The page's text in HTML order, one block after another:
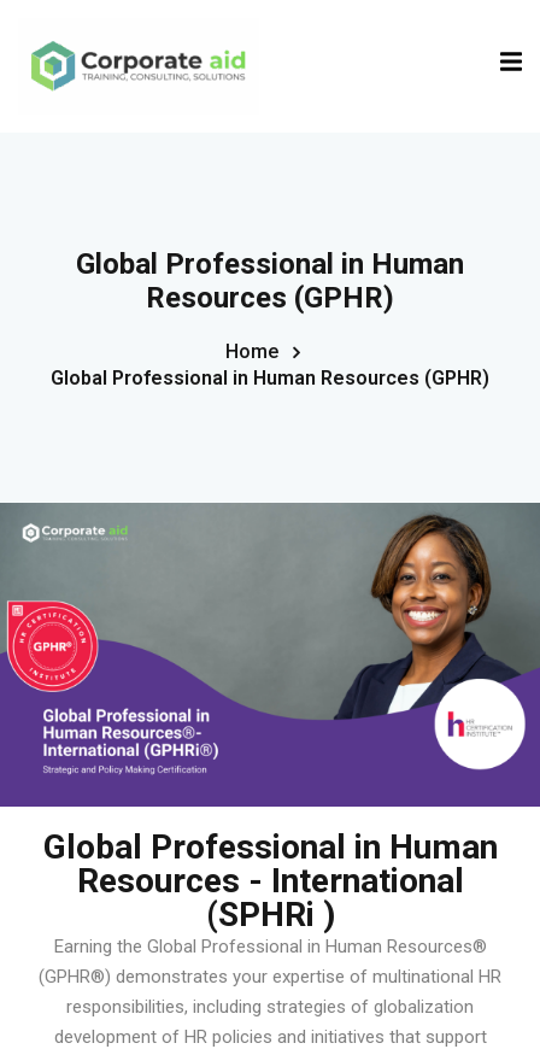
Global Professional in Human
Resources (GPHR)
Home
Global Professional in Human Resources (GPHR)
Global Professional in Human
Resources - International
(SPHRi )
Earning the Global Professional in Human Resources®
(GPHR®) demonstrates your expertise of multinational HR
responsibilities, including strategies of globalization
development of HR policies and initiatives that support
Sign in